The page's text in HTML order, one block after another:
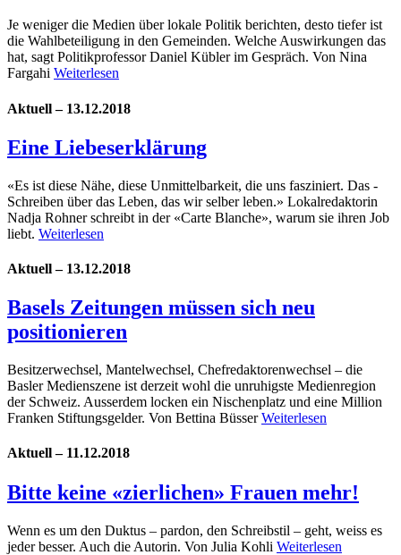
Je weniger die Medien über lokale Politik berichten, desto tiefer ist
die Wahlbeteiligung in den Gemeinden. Welche Auswirkungen das
hat, sagt Politikprofessor Daniel Kübler im Gespräch. Von Nina
Fargahi Weiterlesen
Aktuell – 13.12.2018
Eine Liebeserklärung
«Es ist diese Nähe, diese Unmittelbarkeit, die uns fasziniert. Das ­
Schreiben über das Leben, das wir selber leben.» Lokalredaktorin
Nadja Rohner schreibt in der «Carte Blanche», warum sie ihren Job
liebt. Weiterlesen
Aktuell – 13.12.2018
Basels Zeitungen müssen sich neu
positionieren
Besitzerwechsel, Mantelwechsel, Chefredaktorenwechsel – die
Basler Medienszene ist derzeit wohl die unruhigste Medienregion
der Schweiz. Ausserdem locken ein Nischenplatz und eine Million
Franken Stiftungsgelder. Von Bettina BüsserWeiterlesen
Aktuell – 11.12.2018
Bitte keine «zierlichen» Frauen mehr!
Wenn es um den Duktus – pardon, den Schreibstil – geht, weiss es
jeder besser. Auch die Autorin. Von Julia Kohli Weiterlesen